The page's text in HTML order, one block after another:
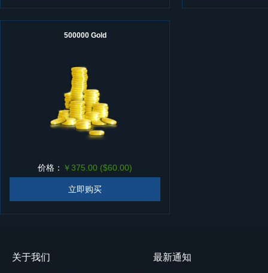
500000 Gold
价格： ￥375.00 ($60.00)
立即购买
关于我们 最新通知